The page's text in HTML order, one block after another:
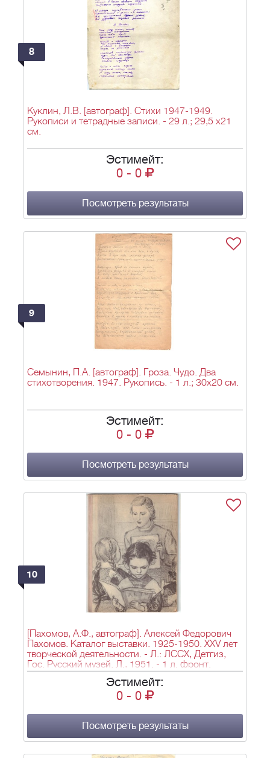
8
Куклин, Л.В. [автограф]. Стихи 1947-1949.
Рукописи и тетрадные записи. - 29 л.; 29,5 x21
см.
Эстимейт:
0 - 0
Посмотреть результаты
9
Семынин, П.А. [автограф]. Гроза. Чудо. Два
стихотворения. 1947. Рукопись. - 1 л.; 30х20 см.
Эстимейт:
0 - 0
Посмотреть результаты
10
[Пахомов, А.Ф., автограф]. Алексей Федорович
Пахомов. Каталог выставки. 1925-1950. XXV лет
творческой деятельности. - Л.: ЛССХ, Детгиз,
Гос. Русский музей. Л., 1951. - 1 л. фронт.
(портр.), 30, [6] с., 14 л. ил.; 28,8×22 см.
Эстимейт:
0 - 0
Посмотреть результаты